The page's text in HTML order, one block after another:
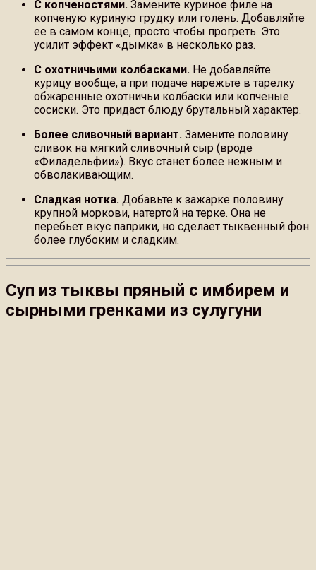
С копченостями. Замените куриное филе на
копченую куриную грудку или голень. Добавляйте
ее в самом конце, просто чтобы прогреть. Это
усилит эффект «дымка» в несколько раз.
С охотничьими колбасками. Не добавляйте
курицу вообще, а при подаче нарежьте в тарелку
обжаренные охотничьи колбаски или копченые
сосиски. Это придаст блюду брутальный характер.
Более сливочный вариант. Замените половину
сливок на мягкий сливочный сыр (вроде
«Филадельфии»). Вкус станет более нежным и
обволакивающим.
Сладкая нотка. Добавьте к зажарке половину
крупной моркови, натертой на терке. Она не
перебьет вкус паприки, но сделает тыквенный фон
более глубоким и сладким.
Суп из тыквы пряный с имбирем и
сырными гренками из сулугуни